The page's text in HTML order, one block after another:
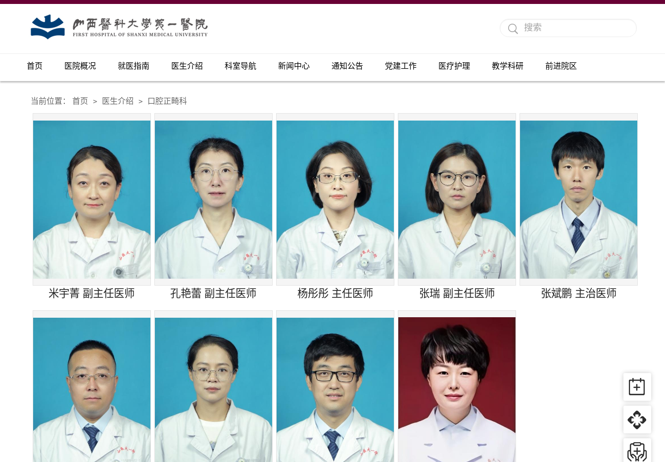
首页 医院概况 就医指南 医生介绍 科室导航 新闻中心 通知公告 党建工作 医疗护理 教学科研 前进院区
当前位置： 首页 > 医生介绍 > 口腔正畸科
米宇菁 副主任医师 孔艳蕾 副主任医师 杨彤彤 主任医师 张瑞 副主任医师 张斌鹏 主治医师